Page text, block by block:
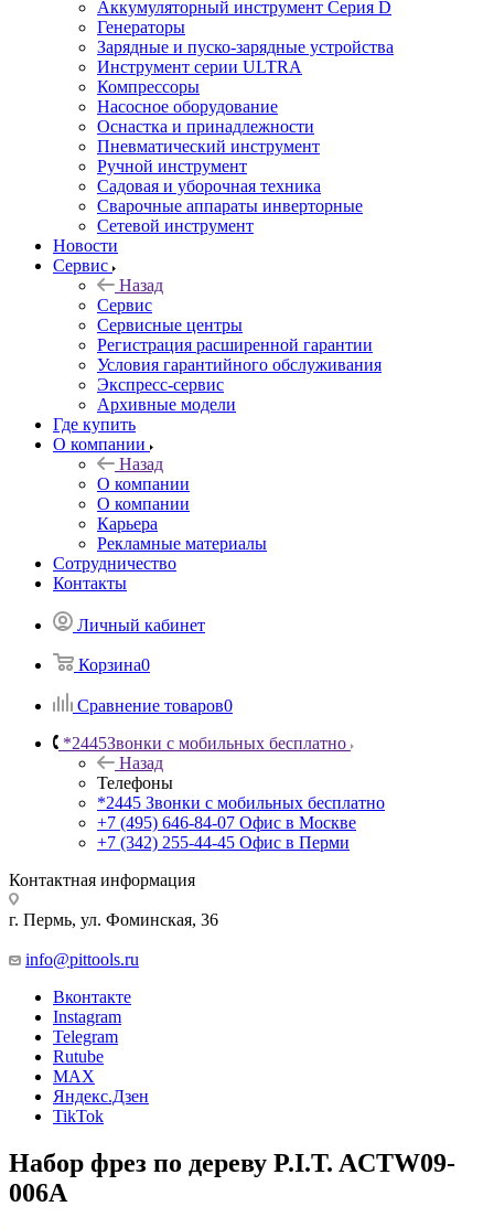
Аккумуляторный инструмент Серия D
Генераторы
Зарядные и пуско-зарядные устройства
Инструмент серии ULTRA
Компрессоры
Насосное оборудование
Оснастка и принадлежности
Пневматический инструмент
Ручной инструмент
Садовая и уборочная техника
Сварочные аппараты инверторные
Сетевой инструмент
Новости
Сервис
Назад
Сервис
Сервисные центры
Регистрация расширенной гарантии
Условия гарантийного обслуживания
Экспресс-сервис
Архивные модели
Где купить
О компании
Назад
О компании
О компании
Карьера
Рекламные материалы
Сотрудничество
Контакты
Личный кабинет
Корзина0
Сравнение товаров0
*2445Звонки с мобильных бесплатно
Назад
Телефоны
*2445 Звонки с мобильных бесплатно
+7 (495) 646-84-07 Офис в Москве
+7 (342) 255-44-45 Офис в Перми
Контактная информация
г. Пермь, ул. Фоминская, 36
info@pittools.ru
Вконтакте
Instagram
Telegram
Rutube
MAX
Яндекс.Дзен
TikTok
Набор фрез по дереву P.I.T. ACTW09-
006A